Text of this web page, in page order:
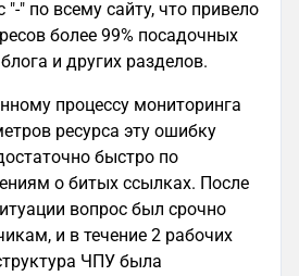
" по всему сайту, что привело
более 99% посадочных
и других разделов.
процессу мониторинга
ресурса эту ошибку
быстро по
о битых ссылках. После
вопрос был срочно
и в течение 2 рабочих
ЧПУ была